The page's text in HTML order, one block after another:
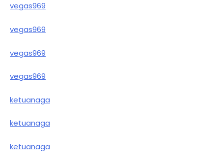
vegas969
vegas969
vegas969
vegas969
ketuanaga
ketuanaga
ketuanaga